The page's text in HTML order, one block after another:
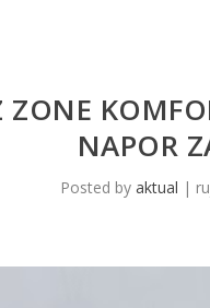
ZONE
NAPOR
Posted byaktual |